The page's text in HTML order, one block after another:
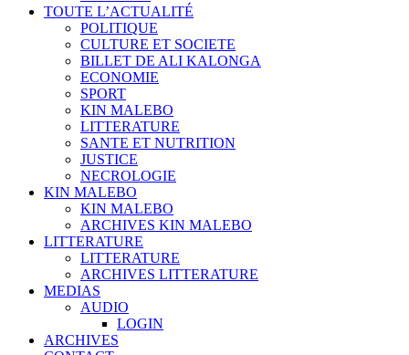
TOUTE L’ACTUALITÉ
POLITIQUE
CULTURE ET SOCIETE
BILLET DE ALI KALONGA
ECONOMIE
SPORT
KIN MALEBO
LITTERATURE
SANTE ET NUTRITION
JUSTICE
NECROLOGIE
KIN MALEBO
KIN MALEBO
ARCHIVES KIN MALEBO
LITTERATURE
LITTERATURE
ARCHIVES LITTERATURE
MEDIAS
AUDIO
LOGIN
ARCHIVES